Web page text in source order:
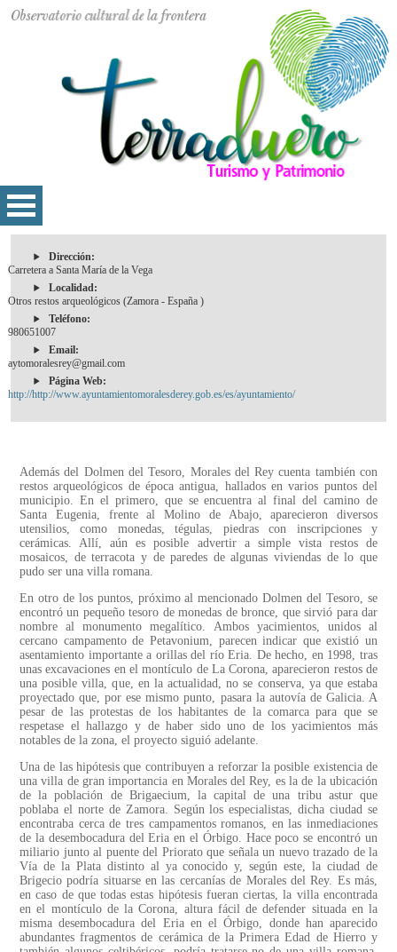
Dirección:
Carretera a Santa María de la Vega
Localidad:
Otros restos arqueológicos (Zamora - España )
Teléfono:
980651007
Email:
aytomoralesrey@gmail.com
Página Web:
http://http://www.ayuntamientomoralesderey.gob.es/es/ayuntamiento/
Además del Dolmen del Tesoro, Morales del Rey cuenta también con
restos arqueológicos de época antigua, hallados en varios puntos del
municipio. En el primero, que se encuentra al final del camino de
Santa Eugenia, frente al Molino de Abajo, aparecieron diversos
utensilios, como monedas, tégulas, piedras con inscripciones y
cerámicas. Allí, aún es posible advertir a simple vista restos de
mosaicos, de terracota y de paredes de algunas viviendas de lo que
pudo ser una villa romana.
En otro de los puntos, próximo al mencionado Dolmen del Tesoro, se
encontró un pequeño tesoro de monedas de bronce, que sirvió para dar
nombre al monumento megalítico. Ambos yacimientos, unidos al
cercano campamento de Petavonium, parecen indicar que existió un
asentamiento importante a orillas del río Eria. De hecho, en 1998, tras
unas excavaciones en el montículo de La Corona, aparecieron restos de
una posible villa, que, en la actualidad, no se conserva, ya que estaba
proyectado que, por ese mismo punto, pasara la autovía de Galicia. A
pesar de las protestas de los habitantes de la comarca para que se
respetase el hallazgo y de haber sido uno de los yacimientos más
notables de la zona, el proyecto siguió adelante.
Una de las hipótesis que contribuyen a reforzar la posible existencia de
una villa de gran importancia en Morales del Rey, es la de la ubicación
de la población de Brigaecium, la capital de una tribu astur que
poblaba el norte de Zamora. Según los especialistas, dicha ciudad se
encontraba cerca de tres campamentos romanos, en las inmediaciones
de la desembocadura del Eria en el Órbigo. Hace poco se encontró un
miliario junto al puente del Priorato que señala un nuevo trazado de la
Vía de la Plata distinto al ya conocido y, según este, la ciudad de
Brigecio podría situarse en las cercanías de Morales del Rey. Es más,
en caso de que todas estas hipótesis fueran ciertas, la villa encontrada
en el montículo de la Corona, altura fácil de defender situada en la
misma desembocadura del Eria en el Órbigo, donde han aparecido
abundantes fragmentos de cerámica de la Primera Edad de Hierro y